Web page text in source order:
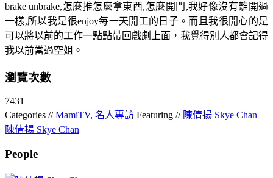
brake unbrake,怎麼推怎麼拿東西,怎麼開門,我好像沒有離開過
一樣,所以我是很enjoy每一天開工的日子。而且我很開心的是
可以將以前的工作一點點帶回戲劇上面，我覺得別人都會記得
我以前當過空姐。
瀏覽次數
7431
Categories //MamiTV, 名人專訪 Featuring // 陳倩揚 Skye Chan
陳倩揚 Skye Chan
People